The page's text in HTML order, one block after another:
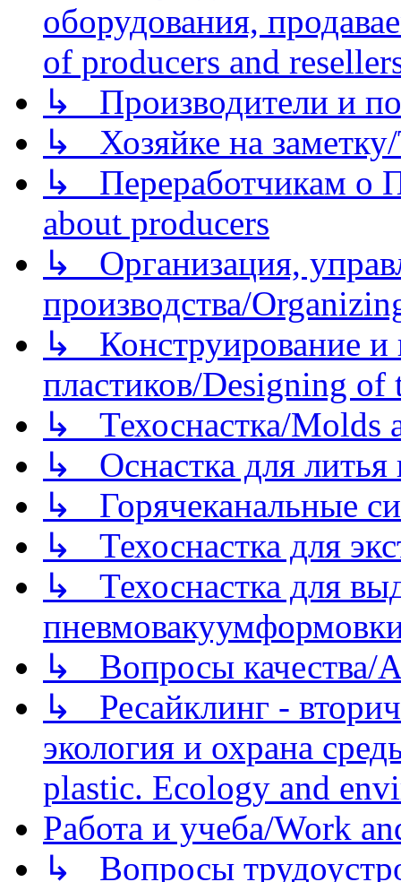
оборудования,
of producers and
↳ Производители и
↳ Хозяйке на
↳ Переработчикам о
about producers
↳ Организация,
производства/
↳ Конструирование и
пластиков/Designing of
↳ Техоснастка/Molds
↳ Оснастка для литья
↳ Горячеканальные
↳ Техоснастка для
↳ Техоснастка для
↳ Вопросы качества/
↳ Ресайклинг -
экология и охрана
plastic. Ecology and
Работа и учеба/Work
↳ Вопросы